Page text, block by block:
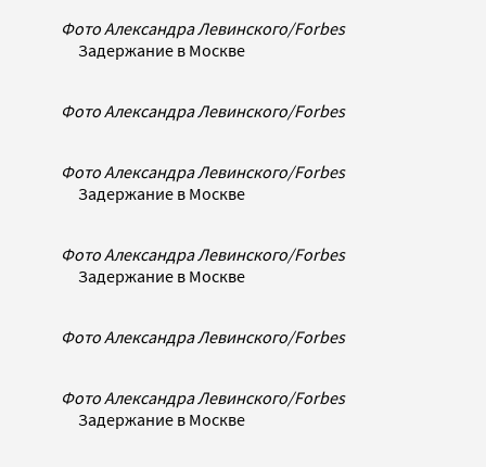
Фото Александра Левинского/Forbes
Задержание в Москве
Фото Александра Левинского/Forbes
Фото Александра Левинского/Forbes
Задержание в Москве
Фото Александра Левинского/Forbes
Задержание в Москве
Фото Александра Левинского/Forbes
Фото Александра Левинского/Forbes
Задержание в Москве